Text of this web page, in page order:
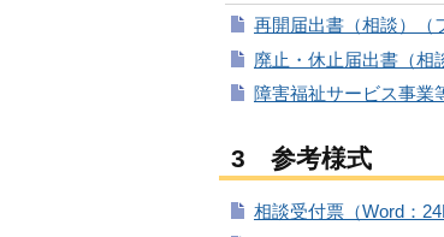
再開届出書（相談）（
廃止・休止届出書（相
障害福祉サービス事業
3 参考様式
相談受付票（Word：